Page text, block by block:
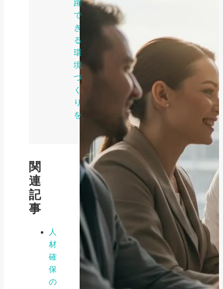
躍
で
き
る
環
境
づ
く
り
を
関
連
記
事
人
材
確
保
の